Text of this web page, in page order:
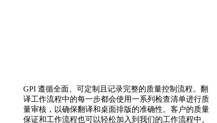
GPI 遵循全面、可定制且记录完整的质量控制流程。翻
译工作流程中的每一步都会使用一系列检查清单进行质
量审核，以确保翻译和桌面排版的准确性。客户的质量
保证和工作流程也可以轻松加入到我们的工作流程中。